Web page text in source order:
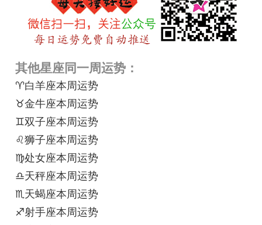
其他星座同一周运势：
♈白羊座本周运势
♉金牛座本周运势
♊双子座本周运势
♌狮子座本周运势
♍处女座本周运势
♎天秤座本周运势
♏天蝎座本周运势
♐射手座本周运势